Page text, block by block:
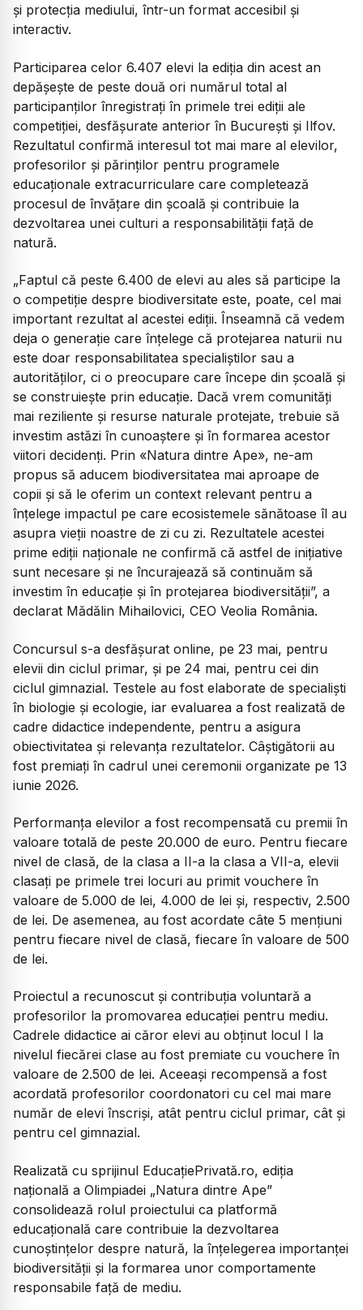
și protecția mediului, într-un format accesibil și
interactiv.
Participarea celor 6.407 elevi la ediția din acest an
depășește de peste două ori numărul total al
participanților înregistrați în primele trei ediții ale
competiției, desfășurate anterior în București și Ilfov.
Rezultatul confirmă interesul tot mai mare al elevilor,
profesorilor și părinților pentru programele
educaționale extracurriculare care completează
procesul de învățare din școală și contribuie la
dezvoltarea unei culturi a responsabilității față de
natură.
„Faptul că peste 6.400 de elevi au ales să participe la
o competiție despre biodiversitate este, poate, cel mai
important rezultat al acestei ediții. Înseamnă că vedem
deja o generație care înțelege că protejarea naturii nu
este doar responsabilitatea specialiștilor sau a
autorităților, ci o preocupare care începe din școală și
se construiește prin educație. Dacă vrem comunități
mai reziliente și resurse naturale protejate, trebuie să
investim astăzi în cunoaștere și în formarea acestor
viitori decidenți. Prin «Natura dintre Ape», ne-am
propus să aducem biodiversitatea mai aproape de
copii și să le oferim un context relevant pentru a
înțelege impactul pe care ecosistemele sănătoase îl au
asupra vieții noastre de zi cu zi. Rezultatele acestei
prime ediții naționale ne confirmă că astfel de inițiative
sunt necesare și ne încurajează să continuăm să
investim în educație și în protejarea biodiversității”, a
declarat Mădălin Mihailovici, CEO Veolia România.
Concursul s-a desfășurat online, pe 23 mai, pentru
elevii din ciclul primar, și pe 24 mai, pentru cei din
ciclul gimnazial. Testele au fost elaborate de specialiști
în biologie și ecologie, iar evaluarea a fost realizată de
cadre didactice independente, pentru a asigura
obiectivitatea și relevanța rezultatelor. Câștigătorii au
fost premiați în cadrul unei ceremonii organizate pe 13
iunie 2026.
Performanța elevilor a fost recompensată cu premii în
valoare totală de peste 20.000 de euro. Pentru fiecare
nivel de clasă, de la clasa a II-a la clasa a VII-a, elevii
clasați pe primele trei locuri au primit vouchere în
valoare de 5.000 de lei, 4.000 de lei și, respectiv, 2.500
de lei. De asemenea, au fost acordate câte 5 mențiuni
pentru fiecare nivel de clasă, fiecare în valoare de 500
de lei.
Proiectul a recunoscut și contribuția voluntară a
profesorilor la promovarea educației pentru mediu.
Cadrele didactice ai căror elevi au obținut locul I la
nivelul fiecărei clase au fost premiate cu vouchere în
valoare de 2.500 de lei. Aceeași recompensă a fost
acordată profesorilor coordonatori cu cel mai mare
număr de elevi înscriși, atât pentru ciclul primar, cât și
pentru cel gimnazial.
Realizată cu sprijinul EducațiePrivată.ro, ediția
națională a Olimpiadei „Natura dintre Ape”
consolidează rolul proiectului ca platformă
educațională care contribuie la dezvoltarea
cunoștințelor despre natură, la înțelegerea importanței
biodiversității și la formarea unor comportamente
responsabile față de mediu.